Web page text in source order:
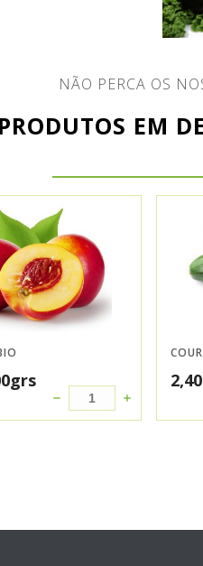
NÃO PERCA OS
PRODUTOS EM
2,40